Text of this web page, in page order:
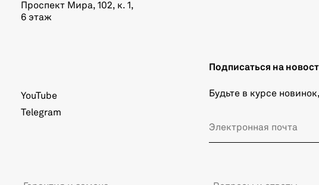
Проспект Мира, 102, к. 1,
6 этаж
YouTube
Telegram
Подписаться на
Будьте в курсе